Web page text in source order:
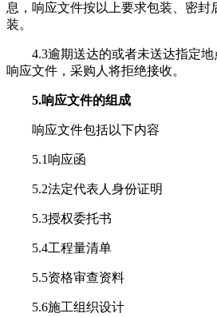
息，响应文件按以上要求包装、密封
装。
4.3逾期送达的或者未送达指定
响应文件，采购人将拒绝接收。
5.响应文件的组成
响应文件包括以下内容
5.1响应函
5.2法定代表人身份证明
5.3授权委托书
5.4工程量清单
5.5资格审查资料
5.6施工组织设计